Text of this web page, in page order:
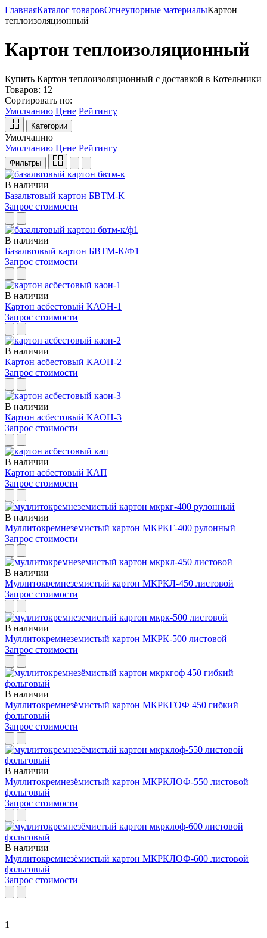
ГлавнаяКаталог товаровОгнеупорные материалыКартон
теплоизоляционный
Картон теплоизоляционный
Купить Картон теплоизоляционный с доставкой в Котельники
Товаров: 12
Сортировать по:
Умолчанию Цене Рейтингу
Категории
Умолчанию
Умолчанию Цене Рейтингу
Фильтры
В наличии
Базальтовый картон БВТМ-К
Запрос стоимости
В наличии
Базальтовый картон БВТМ-К/Ф1
Запрос стоимости
В наличии
Картон асбестовый КАОН-1
Запрос стоимости
В наличии
Картон асбестовый КАОН-2
Запрос стоимости
В наличии
Картон асбестовый КАОН-3
Запрос стоимости
В наличии
Картон асбестовый КАП
Запрос стоимости
В наличии
Муллитокремнеземистый картон МКРКГ-400 рулонный
Запрос стоимости
В наличии
Муллитокремнеземистый картон МКРКЛ-450 листовой
Запрос стоимости
В наличии
Муллитокремнеземистый картон МКРК-500 листовой
Запрос стоимости
В наличии
Муллитокремнезёмистый картон МКРКГОФ 450 гибкий
фольговый
Запрос стоимости
В наличии
Муллитокремнезёмистый картон МКРКЛОФ-550 листовой
фольговый
Запрос стоимости
В наличии
Муллитокремнезёмистый картон МКРКЛОФ-600 листовой
фольговый
Запрос стоимости
1